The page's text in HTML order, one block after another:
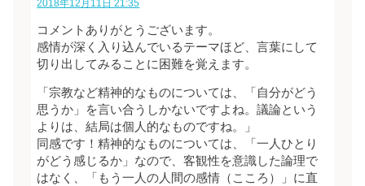
2018年12月11日 21:35
コメントありがとうございます。
感情が深く入り込んでいるテーマほど、言葉にして
切り出してみることに困難を覚えます。
「宗教など精神的なものについては、「自分がどう
思うか」を言い合うしかないですよね。議論という
よりは、結局は個人的なものですね。」
同感です！精神的なものについては、「一人ひとり
がどう感じるか」なので、客観性を意識した論理で
はなく、「もう一人の人間の感情（こころ）」に直